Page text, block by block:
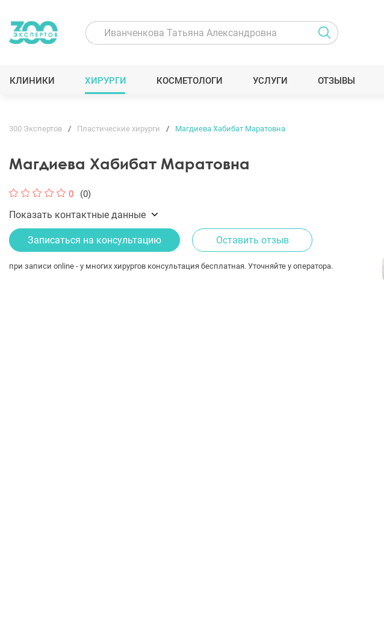
КЛИНИКИ ХИРУРГИ КОСМЕТОЛОГИ УСЛУГИ ОТЗЫВЫ
300 Экспертов Пластические хирурги Магдиева Хабибат Маратовна
Магдиева Хабибат Маратовна
0 (0)
Показать контактные данные
Записаться на консультацию Оставить отзыв
при записи online - у многих хирургов консультация бесплатная. Уточняйте у оператора.